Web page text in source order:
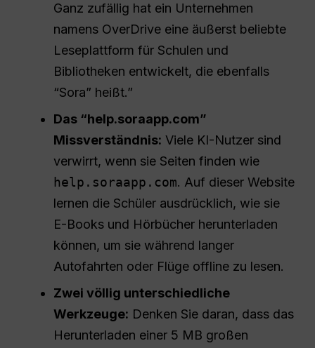
Ganz zufällig hat ein Unternehmen
namens OverDrive eine äußerst beliebte
Leseplattform für Schulen und
Bibliotheken entwickelt, die ebenfalls
“Sora” heißt.”
Das “help.soraapp.com”
Missverständnis: Viele KI-Nutzer sind
verwirrt, wenn sie Seiten finden wie
help.soraapp.com. Auf dieser Website
lernen die Schüler ausdrücklich, wie sie
E-Books und Hörbücher herunterladen
können, um sie während langer
Autofahrten oder Flüge offline zu lesen.
Zwei völlig unterschiedliche
Werkzeuge: Denken Sie daran, dass das
Herunterladen einer 5 MB großen